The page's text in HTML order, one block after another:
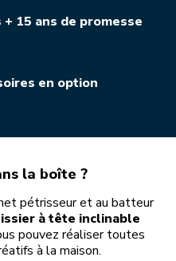
15 ans de promesse
en option
la boîte ?
pétrisseur et au batteur
à tête inclinable
pouvez réaliser toutes
à la maison.